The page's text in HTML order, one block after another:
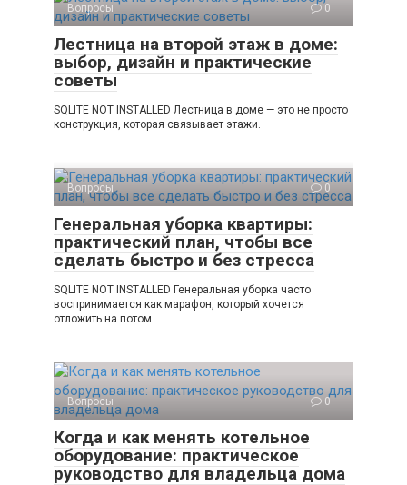
Вопросы 0
Лестница на второй этаж в доме:
выбор, дизайн и практические
советы
SQLITE NOT INSTALLED Лестница в доме — это не просто
конструкция, которая связывает этажи.
Вопросы 0
Генеральная уборка квартиры:
практический план, чтобы все
сделать быстро и без стресса
SQLITE NOT INSTALLED Генеральная уборка часто
воспринимается как марафон, который хочется
отложить на потом.
Вопросы 0
Когда и как менять котельное
оборудование: практическое
руководство для владельца дома